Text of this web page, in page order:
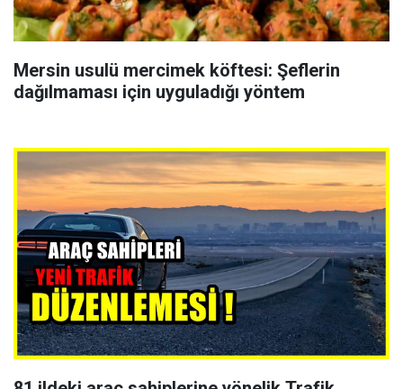
Mersin usulü mercimek köftesi: Şeflerin
dağılmaması için uyguladığı yöntem